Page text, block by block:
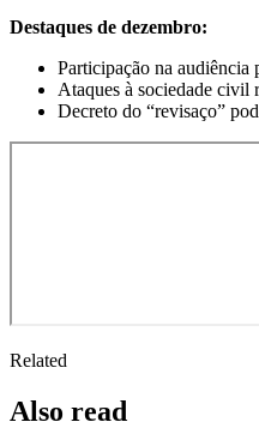
Destaques de dezembro:
Participação na audiência
Ataques à sociedade civil
Decreto do “revisaço”
Related
Also read